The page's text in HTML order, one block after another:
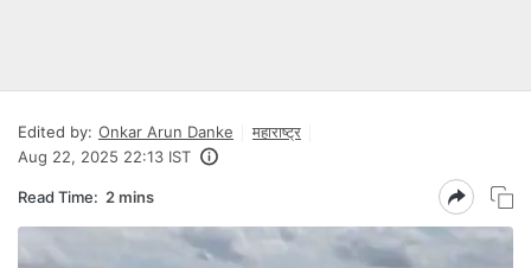
Edited by: Onkar Arun Danke
महाराष्ट्र
Aug 22, 2025 22:13 IST
Read Time: 2 mins